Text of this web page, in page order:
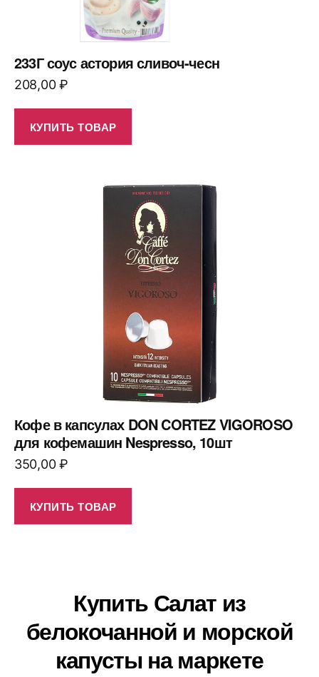
233Г соус астория сливоч-чесн
208,00₽
КУПИТЬ ТОВАР
Кофе в капсулах DON CORTEZ VIGOROSO
для кофемашин Nespresso, 10шт
350,00₽
КУПИТЬ ТОВАР
Купить Салат из
белокочанной и морской
капусты на маркете